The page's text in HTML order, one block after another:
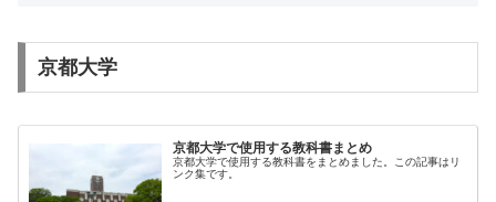
京都大学
京都大学で使用する教科書まとめ
京都大学で使用する教科書をまとめました。この記事はリ
ンク集です。